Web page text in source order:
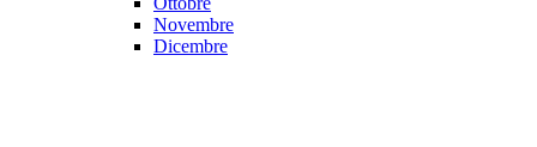
Novembre
Dicembre